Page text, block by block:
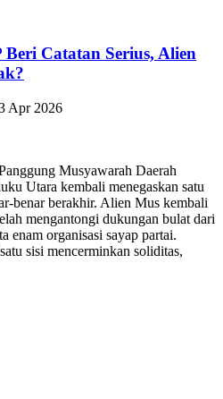
Catatan Serius, Alien
Apr 2026
Musyawarah Daerah
Utara kembali menegaskan satu
benar berakhir. Alien Mus kembali
mengantongi dukungan bulat dari
enam organisasi sayap partai.
sisi mencerminkan soliditas,